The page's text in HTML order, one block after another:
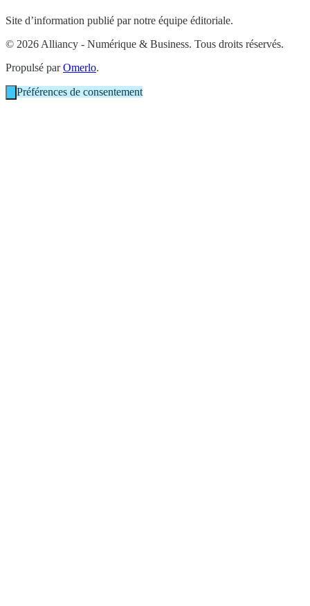
Site d’information publié par notre équipe éditoriale.
© 2026 Alliancy - Numérique & Business. Tous droits réservés.
Propulsé parOmerlo.
Préférences de consentement